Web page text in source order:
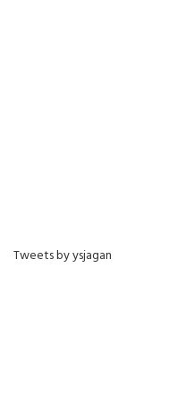
Tweets by ysjagan